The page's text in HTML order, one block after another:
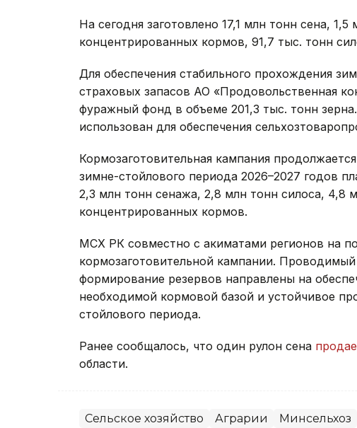
На сегодня заготовлено 17,1 млн тонн сена,
концентрированных кормов, 91,7 тыс. тонн
Для обеспечения стабильного прохождения
страховых запасов АО «Продовольственная
фуражный фонд в объеме 201,3 тыс. тонн
использован для обеспечения
Кормозаготовительная кампания
зимне-стойлового периода 2026–2027 годов
2,3 млн тонн сенажа, 2,8 млн тонн силоса, 4,8
концентрированных кормов.
МСХ РК совместно с акиматами регионов на
кормозаготовительной кампании.
формирование резервов направлены на
необходимой кормовой базой и устойчивое
стойлового периода.
Ранее сообщалось, что один рулон сена
области.
Сельское хозяйство Аграрии Минсельхоз